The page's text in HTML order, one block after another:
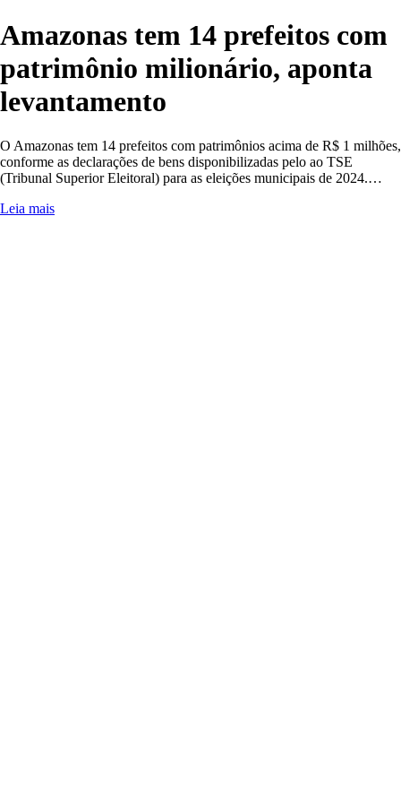
Amazonas tem 14 prefeitos com
patrimônio milionário, aponta
levantamento
O Amazonas tem 14 prefeitos com patrimônios acima de R$ 1 milhões,
conforme as declarações de bens disponibilizadas pelo ao TSE
(Tribunal Superior Eleitoral) para as eleições municipais de 2024.…
Leia mais